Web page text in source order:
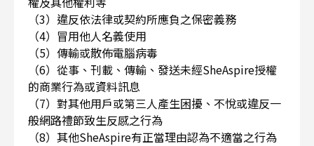
（3）違反依法律或契約所應負之保密義務
（4）冒用他人名義使用
（5）傳輸或散佈電腦病毒
（6）從事、刊載、傳輸、發送未經SheAspire授權
的商業行為或資料訊息
（7）對其他用戶或第三人產生困擾、不悅或違反一
般網路禮節致生反感之行為
（8）其他SheAspire有正當理由認為不適當之行為